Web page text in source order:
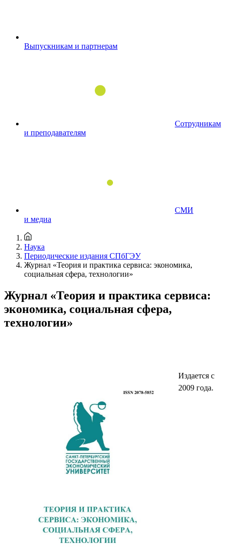
Выпускникам и партнерам
Сотрудникам
и преподавателям
СМИ
и медиа
Наука
Периодические издания СПбГЭУ
Журнал «Теория и практика сервиса: экономика,
социальная сфера, технологии»
Журнал «Теория и практика сервиса:
экономика, социальная сфера,
технологии»
Издается с
2009 года.